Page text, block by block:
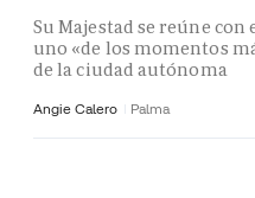
Su Majestad se reúne
uno «de los momentos
de la ciudad autónoma
Angie Calero Palma